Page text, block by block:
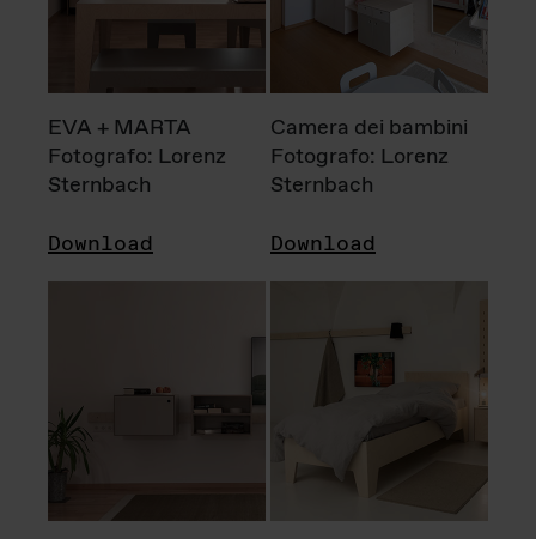
EVA + MARTA
Fotografo: Lorenz
Sternbach
Download
Camera dei bambini
Fotografo: Lorenz
Sternbach
Download